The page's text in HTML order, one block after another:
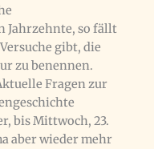
Jahrzehnte, so fällt
gibt, die
zu benennen.
Fragen zur
bis Mittwoch, 23.
aber wieder mehr